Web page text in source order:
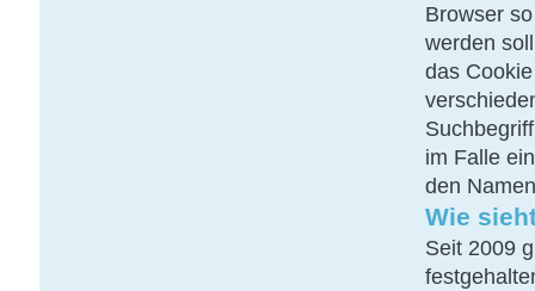
Browser
werden
das
im Falle
den
Wie
Seit 2009